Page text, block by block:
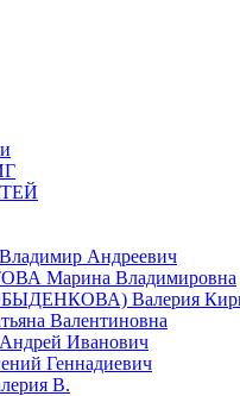
Андреевич
Марина Владимировна
Валерия
Валентиновна
Иванович
Геннадиевич
В.